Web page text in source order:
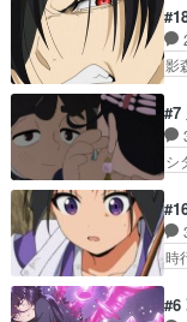
い
す
ゃ
事
ア
事
才
女
な
影
り
む
え
損
ま
顔
つ
#7
シ
イ
ト
の
ラ
ン
時
の
#6